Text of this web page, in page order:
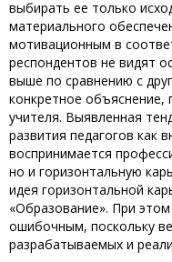
выбирать ее только
материального
мотивационным в
респондентов не видят
выше по сравнению с
конкретное объяснение,
учителя. Выявленная
развития педагогов как
воспринимается
но и горизонтальную
идея горизонтальной
«Образование». При
ошибочным, поскольку
разрабатываемых и